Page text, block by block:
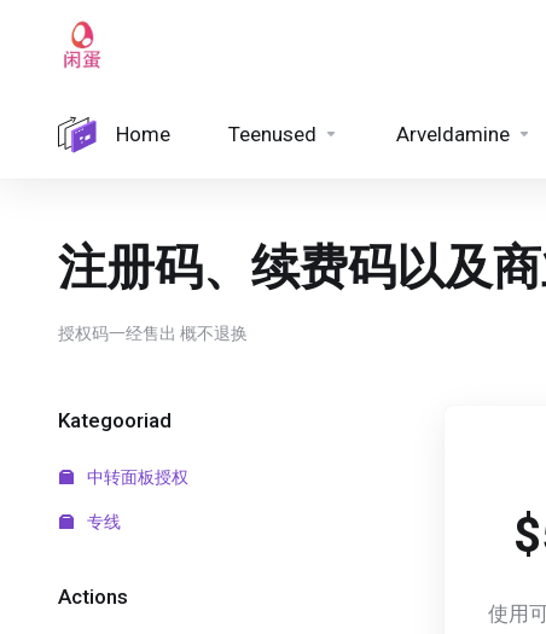
Home Teenused Arveldamine
注册码、续费码以及商
授权码一经售出 概不退换
Kategooriad
中转面板授权
专线
Actions
使用